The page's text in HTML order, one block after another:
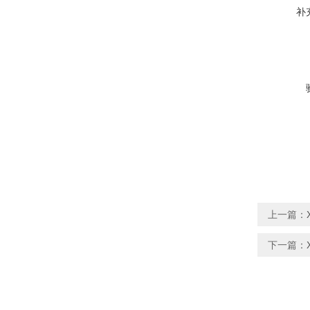
补
上一篇：
下一篇：